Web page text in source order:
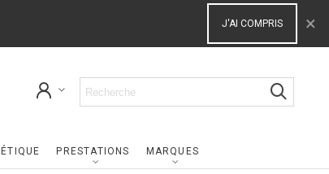
J'AI COMPRIS ×
PRESTATIONS MARQUES